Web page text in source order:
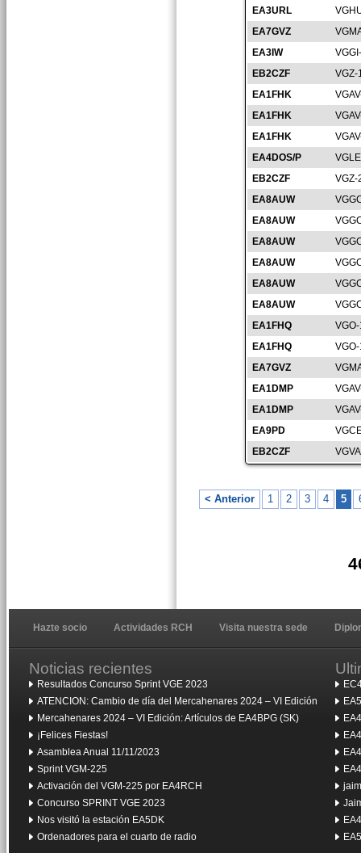
EA3URL
EA7GVZ
EA3IW
EB2CZF
VGZ-
EA1FHK
EA1FHK
EA1FHK
EA4DOS/P
EB2CZF
VGZ-
EA8AUW
EA8AUW
EA8AUW
EA8AUW
EA8AUW
EA8AUW
EA1FHQ
EA1FHQ
EA7GVZ
EA1DMP
EA1DMP
EA9PD
EB2CZF
< Anterior 1 2 3 4 5
Hazte socio Actividades RCH Visita nuestra sede
Noticias recientes
Resultados Concurso Sprint VGE 2023
ATENCION: Cambio de día del Mercahenares 2024 – VI Edición
Mercahenares 2024 – VI Edición: Artículos de EA4BPG (SK)
¡Felices Fiestas!
Asamblea Anual 11/11/2023
Sprint VGM-225
Activación del VGM-225 por EA4RCH
Concurso SPRINT VGE 2023
Nos visitó la estación EA5DK
Ordenadores para el cuarto de radio